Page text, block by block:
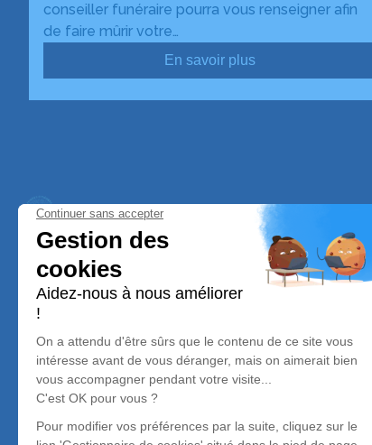
conseiller funéraire pourra vous renseigner afin
de faire mûrir votre…
En savoir plus
Trans'Ambulances
Nos équipes vous aident à honorer la mémoire
perpétuer son souvenir dans le respect de ses
avec dignité dans son dernier voyage.
Notre agence
Trans'Ambulances
05 36 37 86 12
trans-ambulances@orange.fr